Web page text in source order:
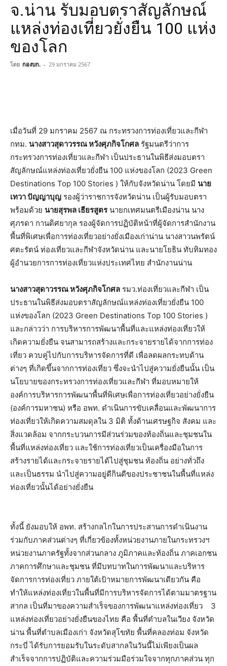
จ.น่าน รับมอบตราสัญลักษณ์
แหล่งท่องเที่ยวยั่งยืน 100 แห่ง
ของโลก
โดย กองบก. - 29 มกราคม 2567
เมื่อวันที่ 29 มกราคม 2567 ณ กระทรวงการท่องเที่ยวและกีฬา
กทม. นางสาวสุดาวรรณ หวังศุภกิจโกศล รัฐมนตรีว่าการ
กระทรวงการท่องเที่ยวและกีฬา เป็นประธานในพิธีส่งมอบตรา
สัญลักษณ์แหล่งท่องเที่ยวยั่งยืน 100 แห่งของโลก (2023 Green
Destinations Top 100 Stories ) ให้กับจังหวัดน่าน โดยมี นาย
เทวา ปัญญาบุญ รองผู้ว่าราชการจังหวัดน่าน เป็นผู้รับมอบตรา
พร้อมด้วย นายสุรพล เธียรสูตรนายกเทศมนตรีเมืองน่าน นาง
ศุภรดา กานดิศยากุล รองผู้จัดการปฏิบัติหน้าที่ผู้จัดการสำนักงาน
พื้นที่พิเศษเพื่อการท่องเที่ยวอย่างยั่งเมืองเก่าน่าน นางสาวนพรัตน์
ศตะรัตน์ ท่องเที่ยวและกีฬาจังหวัดน่าน และนายโยธิน ทับทิมทอง
ผู้อำนวยการการท่องเที่ยวแห่งประเทศไทย สำนักงานน่าน
นางสาวสุดาวรรณ หวังศุภกิจโกศล รมว.ท่องเที่ยวและกีฬา เป็น
ประธานในพิธีส่งมอบตราสัญลักษณ์แหล่งท่องเที่ยวยั่งยืน 100
แห่งของโลก (2023 Green Destinations Top 100 Stories )
และกล่าวว่า การบริหารการพัฒนาพื้นที่และแหล่งท่องเที่ยวให้
เกิดความยั่งยืน จนสามารถสร้างและกระจายรายได้จากการท่อง
เที่ยว ควบคู่ไปกับการบริหารจัดการที่ดี เพื่อลดผลกระทบด้าน
ต่างๆ ที่เกิดขึ้นจากการท่องเที่ยว ซึ่งจะนำไปสู่ความยั่งยืนนั้น เป็น
นโยบายของกระทรวงการท่องเที่ยวและกีฬา ที่มอบหมายให้
องค์การบริหารการพัฒนาพื้นที่พิเศษเพื่อการท่องเที่ยวอย่างยั่งยืน
(องค์การมหาชน) หรือ อพท. ดำเนินการขับเคลื่อนและพัฒนาการ
ท่องเที่ยวให้เกิดความสมดุลใน 3 มิติ ทั้งด้านเศรษฐกิจ สังคม และ
สิ่งแวดล้อม จากกระบวนการมีส่วนร่วมของท้องถิ่นและชุมชนใน
พื้นที่แหล่งท่องเที่ยว และใช้การท่องเที่ยวเป็นเครื่องมือในการ
สร้างรายได้และกระจายรายได้ไปสู่ชุมชน ท้องถิ่น อย่างทั่วถึง
และเป็นธรรม นำไปสู่ความอยู่ดีกินดีของประชาชนในพื้นที่แหล่ง
ท่องเที่ยวนั้นได้อย่างยั่งยืน
ทั้งนี้ ยังมอบให้ อพท. สร้างกลไกในการประสานการดำเนินงาน
ร่วมกับภาคส่วนต่างๆ ที่เกี่ยวข้องทั้งหน่วยงานภายในกระทรวงฯ
หน่วยงานภาครัฐทั้งจากส่วนกลาง ภูมิภาคและท้องถิ่น ภาคเอกชน
ภาคการศึกษาและชุมชน ที่มีบทบาทในการพัฒนาและบริหาร
จัดการการท่องเที่ยว ภายใต้เป้าหมายการพัฒนาเดียวกัน คือ
ทำให้แหล่งท่องเที่ยวในพื้นที่มีการบริหารจัดการได้ตามมาตรฐาน
สากล เป็นที่มาของความสำเร็จของการพัฒนาแหล่งท่องเที่ยว 3
แหล่งท่องเที่ยวอย่างยั่งยืนของไทย คือ พื้นที่ตำบลในเวียง จังหวัด
น่าน พื้นที่ตำบลเมืองเก่า จังหวัดสุโขทัย พื้นที่คลองท่อม จังหวัด
กระบี่ ได้รับการยอมรับในระดับสากลในวันนี้ไม่เพียงเป็นผล
สำเร็จจากการปฏิบัติและความร่วมมือร่วมใจจากทุกภาคส่วน ทุก